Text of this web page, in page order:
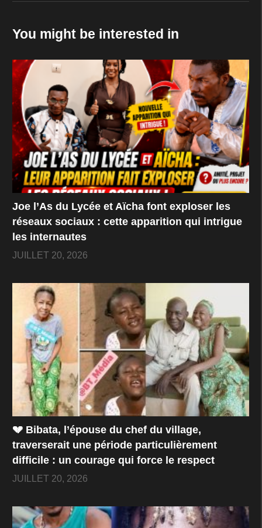
You might be interested in
Joe l’As du Lycée et Aïcha font exploser les
réseaux sociaux : cette apparition qui intrigue
les internautes
JUILLET 20, 2026
💔 Bibata, l’épouse du chef du village,
traverserait une période particulièrement
difficile : un courage qui force le respect
JUILLET 20, 2026